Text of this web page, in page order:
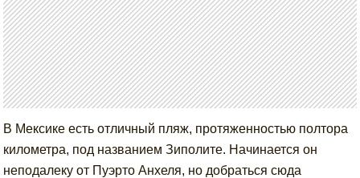
В Мексике есть отличный пляж, протяженностью полтора
километра, под названием Зиполите. Начинается он
неподалеку от Пуэрто Анхеля, но добраться сюда